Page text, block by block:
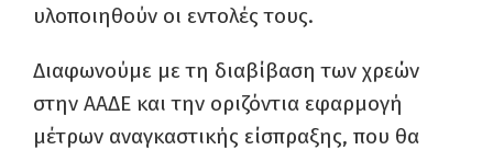
υλοποιηθούν οι εντολές τους.
Διαφωνούμε με τη διαβίβαση των χρεών
στην ΑΑΔΕ και την οριζόντια εφαρμογή
μέτρων αναγκαστικής είσπραξης, που θα